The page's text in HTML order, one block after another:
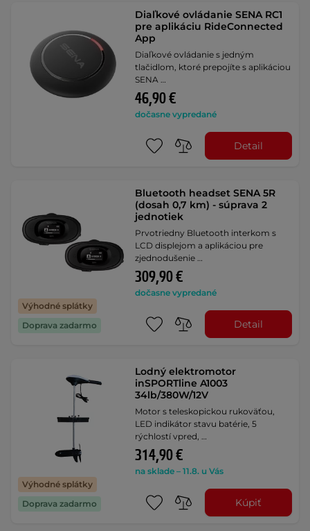
Diaľkové ovládanie SENA RC1
pre aplikáciu RideConnected
App
Diaľkové ovládanie s jedným
tlačidlom, ktoré prepojíte s aplikáciou
SENA …
46,90 €
dočasne vypredané
Detail
Výhodné splátky
Doprava zadarmo
Bluetooth headset SENA 5R
(dosah 0,7 km) - súprava 2
jednotiek
Prvotriedny Bluetooth interkom s
LCD displejom a aplikáciou pre
zjednodušenie …
309,90 €
dočasne vypredané
Detail
Výhodné splátky
Doprava zadarmo
Lodný elektromotor
inSPORTline A1003
34lb/380W/12V
Motor s teleskopickou rukoväťou,
LED indikátor stavu batérie, 5
rýchlostí vpred, …
314,90 €
na sklade – 11.8. u Vás
Kúpiť